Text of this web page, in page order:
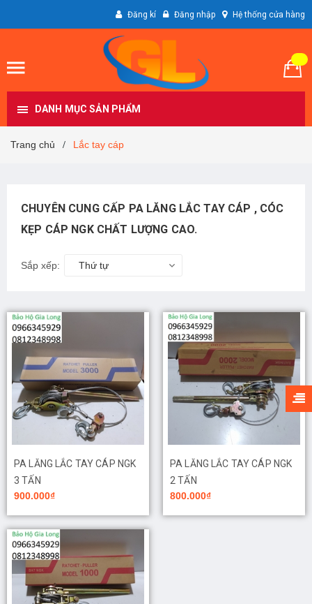
Đăng kí Đăng nhập Hệ thống cửa hàng
DANH MỤC SẢN PHẨM
Trang chủ / Lắc tay cáp
CHUYÊN CUNG CẤP PA LĂNG LẮC TAY CÁP , CÓC
KẸP CÁP NGK CHẤT LƯỢNG CAO.
Sắp xếp: Thứ tự
PA LĂNG LẮC TAY CÁP NGK
3 TẤN
900.000₫
PA LĂNG LẮC TAY CÁP NGK
2 TẤN
800.000₫